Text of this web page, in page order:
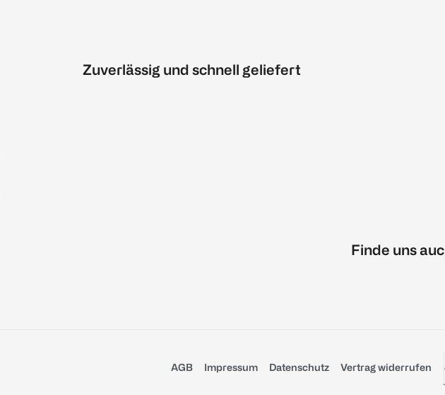
Zuverlässig und schnell geliefert
Finde uns
AGB Impressum Datenschutz Vertrag widerrufen